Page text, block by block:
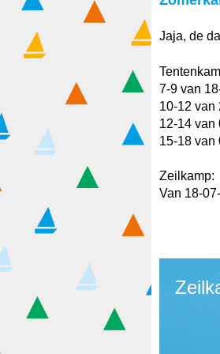
Jaja, de
7-9 van
10-12 van
12-14 van
15-18 van
Zeilkamp:
Van 18-